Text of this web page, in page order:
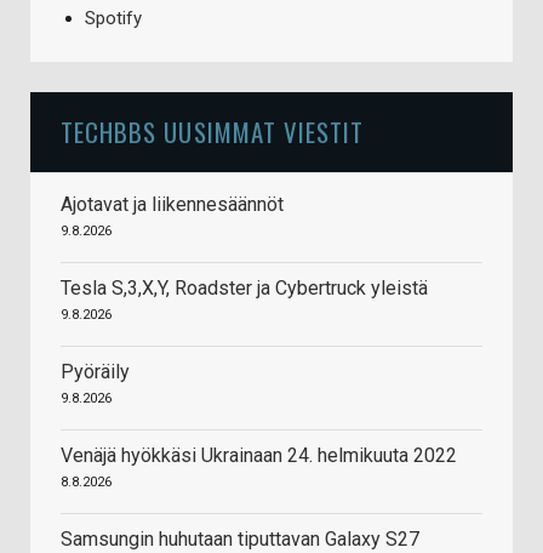
Spotify
TECHBBS UUSIMMAT VIESTIT
Ajotavat ja liikennesäännöt
9.8.2026
Tesla S,3,X,Y, Roadster ja Cybertruck yleistä
9.8.2026
Pyöräily
9.8.2026
Venäjä hyökkäsi Ukrainaan 24. helmikuuta 2022
8.8.2026
Samsungin huhutaan tiputtavan Galaxy S27